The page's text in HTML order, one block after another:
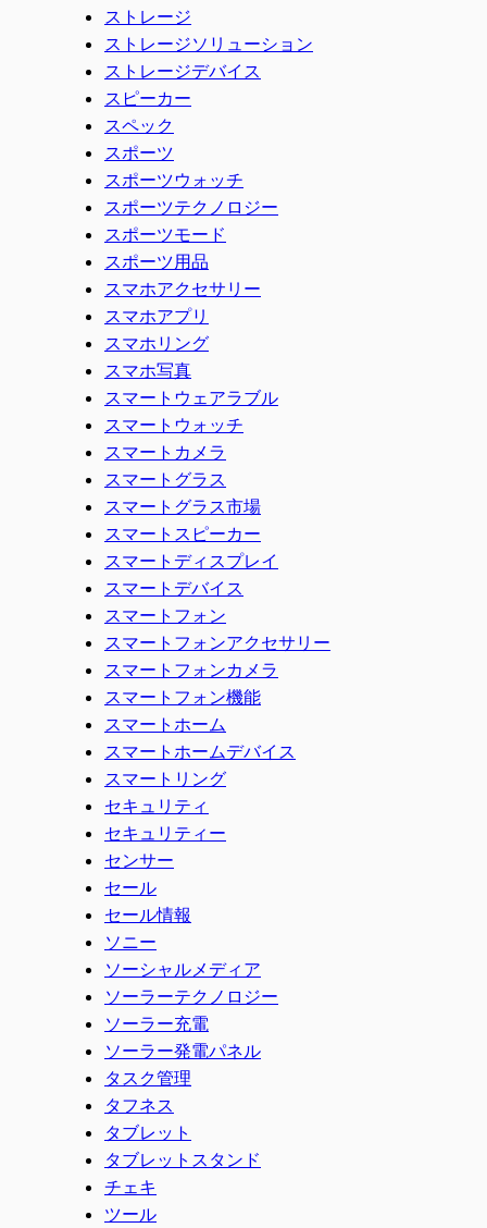
ストレージ
ストレージソリューション
ストレージデバイス
スピーカー
スペック
スポーツ
スポーツウォッチ
スポーツテクノロジー
スポーツモード
スポーツ用品
スマホアクセサリー
スマホアプリ
スマホリング
スマホ写真
スマートウェアラブル
スマートウォッチ
スマートカメラ
スマートグラス
スマートグラス市場
スマートスピーカー
スマートディスプレイ
スマートデバイス
スマートフォン
スマートフォンアクセサリー
スマートフォンカメラ
スマートフォン機能
スマートホーム
スマートホームデバイス
スマートリング
セキュリティ
セキュリティー
センサー
セール
セール情報
ソニー
ソーシャルメディア
ソーラーテクノロジー
ソーラー充電
ソーラー発電パネル
タスク管理
タフネス
タブレット
タブレットスタンド
チェキ
ツール